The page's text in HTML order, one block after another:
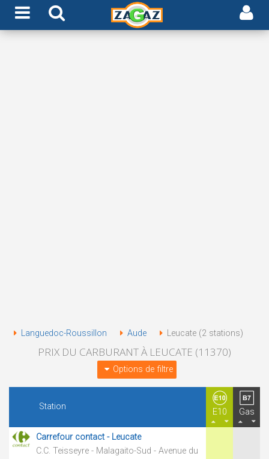
Languedoc-Roussillon Aude Leucate (2 stations)
PRIX DU CARBURANT À LEUCATE (11370)
Options de filtre
Station
E10 Gas
Carrefour contact - Leucate
C.C. Teisseyre - Malagaito-Sud - Avenue du